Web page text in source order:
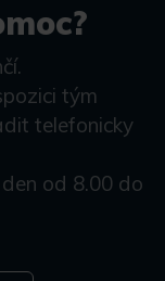
tým
telefonicky
od 8.00 do